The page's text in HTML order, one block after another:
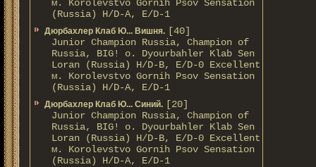
м. Korolevstvo Gornih Psov Sensation
(Russia) H/D-A, E/D-1
Дюрбахлер Клаб Ю... Вишня. [40]
Junior Champion Russia, Champion of
Russia, BIG! о. Dyourbahler Klab Sen
Loran (Russia) H/D-B, E/D-0 Excellent
м. Korolevstvo Gornih Psov Sensation
(Russia) H/D-A, E/D-1
Дюрбахлер Клаб Ю... Синий. [20]
Junior Champion Russia, Champion of
Russia, BIG! о. Dyourbahler Klab Sen
Loran (Russia) H/D-B, E/D-0 Excellent
м. Korolevstvo Gornih Psov Sensation
(Russia) H/D-A, E/D-1